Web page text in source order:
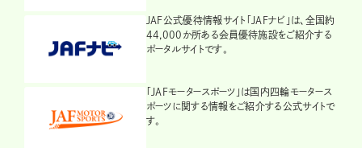
JAF公式優待情報サイト「JAFナビ」は、全国約
44,000か所ある会員優待施設をご紹介する
ポータルサイトです。
「JAFモータースポーツ」は国内四輪モータース
ポーツに関する情報をご紹介する公式サイトで
す。